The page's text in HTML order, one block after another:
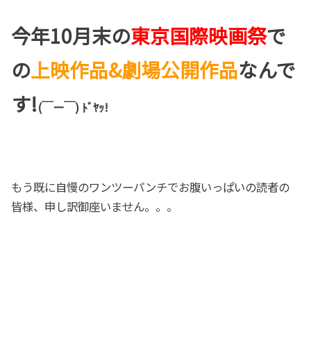
今年10月末の東京国際映画祭で
の上映作品&劇場公開作品なんで
す!(￣ー￣) ﾄﾞﾔｯ!
もう既に自慢のワンツーパンチでお腹いっぱいの読者の
皆様、申し訳御座いません。。。